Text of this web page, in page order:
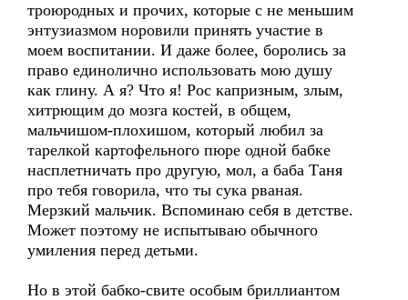
троюродных и прочих, которые с не меньшим
энтузиазмом норовили принять участие в
моем воспитании. И даже более, боролись за
право единолично использовать мою душу
как глину. А я? Что я! Рос капризным, злым,
хитрющим до мозга костей, в общем,
мальчишом-плохишом, который любил за
тарелкой картофельного пюре одной бабке
насплетничать про другую, мол, а баба Таня
про тебя говорила, что ты сука рваная.
Мерзкий мальчик. Вспоминаю себя в детстве.
Может поэтому не испытываю обычного
умиления перед детьми.
Но в этой бабко-свите особым бриллиантом